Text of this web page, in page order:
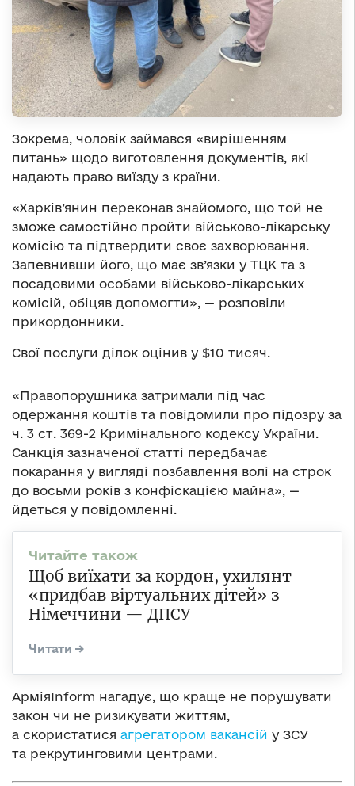
Зокрема, чоловік займався «вирішенням
питань» щодо виготовлення документів, які
надають право виїзду з країни.
«Харків’янин переконав знайомого, що той не
зможе самостійно пройти військово-лікарську
комісію та підтвердити своє захворювання.
Запевнивши його, що має зв’язки у ТЦК та з
посадовими особами військово-лікарських
комісій, обіцяв допомогти», — розповіли
прикордонники.
Свої послуги ділок оцінив у $10 тисяч.
«Правопорушника затримали під час
одержання коштів та повідомили про підозру за
ч. 3 ст. 369-2 Кримінального кодексу України.
Санкція зазначеної статті передбачає
покарання у вигляді позбавлення волі на строк
до восьми років з конфіскацією майна», —
йдеться у повідомленні.
Щоб виїхати за кордон, ухилянт
«придбав віртуальних дітей» з
Німеччини — ДПСУ
АрміяInform нагадує, що краще не порушувати
закон чи не ризикувати життям,
а скористатися агрегатором вакансій у ЗСУ
та рекрутинговими центрами.